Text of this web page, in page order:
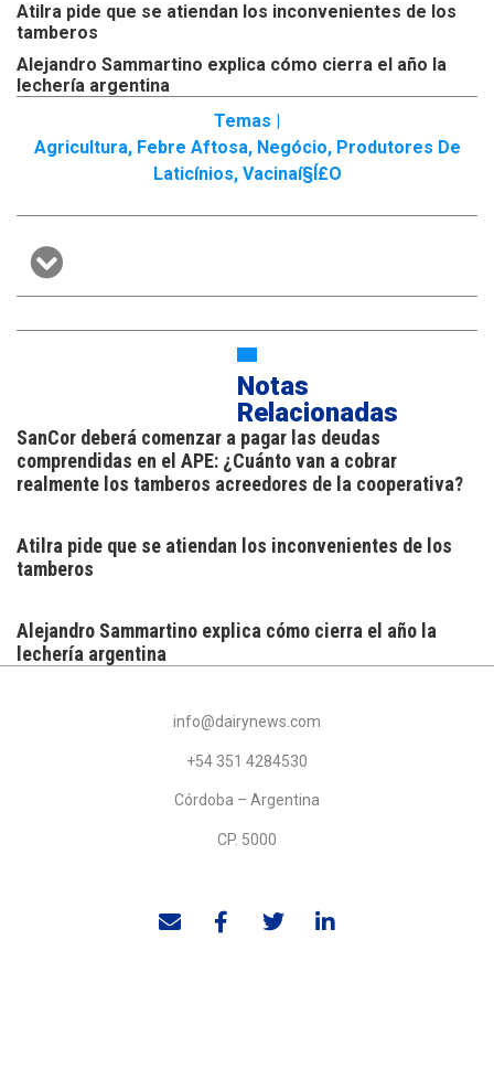
Atilra pide que se atiendan los inconvenientes de los
tamberos
Alejandro Sammartino explica cómo cierra el año la
lechería argentina
Temas |
Agricultura, Febre Aftosa, Negócio, Produtores De
Laticínios, Vacinaí§í£o
Notas
Relacionadas
SanCor deberá comenzar a pagar las deudas
comprendidas en el APE: ¿Cuánto van a cobrar
realmente los tamberos acreedores de la cooperativa?
Atilra pide que se atiendan los inconvenientes de los
tamberos
Alejandro Sammartino explica cómo cierra el año la
lechería argentina
info@dairynews.com
+54 351 4284530
Córdoba – Argentina
CP. 5000